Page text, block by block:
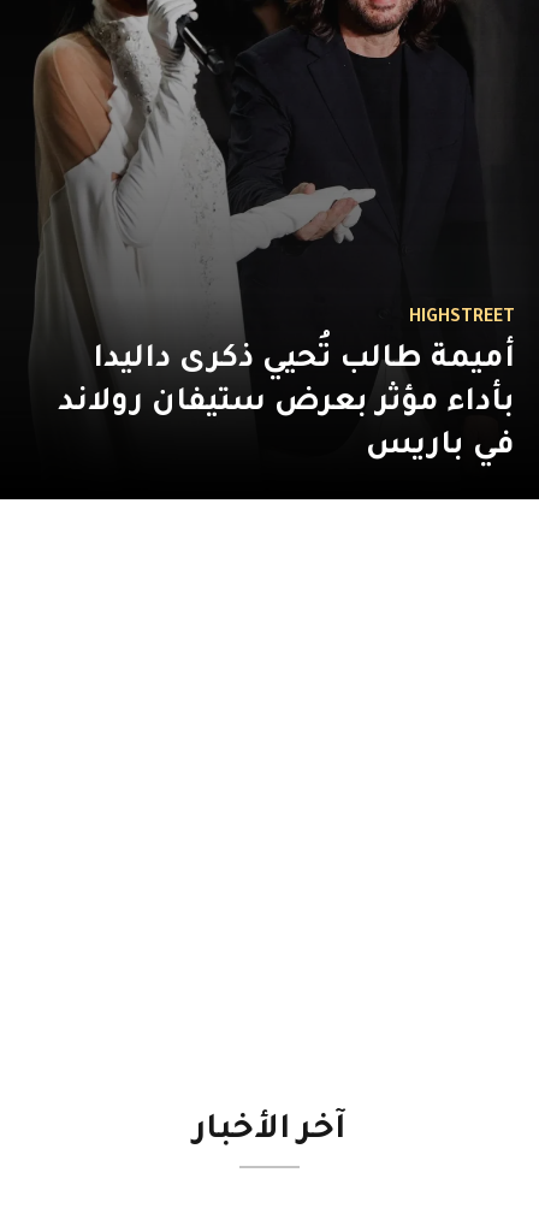
HIGHSTREET
أميمة طالب تُحيي ذكرى داليدا
بأداء مؤثر بعرض ستيفان رولاند
في باريس
آخر الأخبار